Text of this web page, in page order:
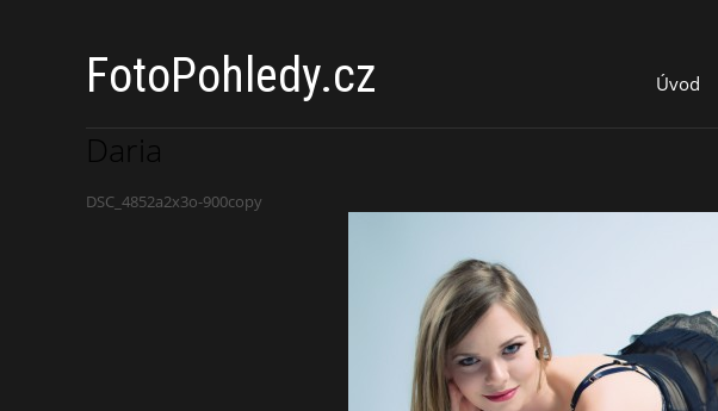
FotoPohledy.cz Úvod
Daria
DSC_4852a2x3o-900copy